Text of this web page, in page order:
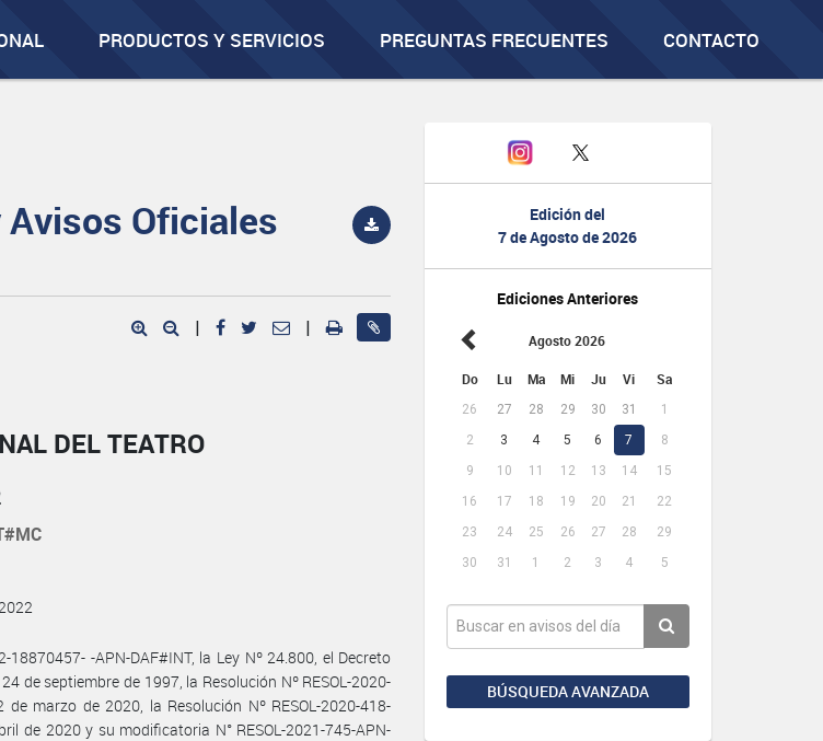
PRODUCTOS Y SERVICIOS PREGUNTAS FRECUENTES CONTACTO
Edición del
7 de Agosto de 2026
Ediciones Anteriores
Agosto 2026
Do Lu Ma Mi Ju Vi Sa
26 27 28 29 30 31
1
2
3 4 5 6 7
8
9
10 11 12 13 14
15
16
17 18 19 20 21
22
23
24 25 26 27 28
29
30
31 1 2 3 4 5
BÚSQUEDA AVANZADA
Oficiales
| |
DEL TEATRO
18870457- -APN-DAF#INT, la Ley Nº 24.800, el Decreto
de septiembre de 1997, la Resolución Nº RESOL-2020-
de marzo de 2020, la Resolución Nº RESOL-2020-418-
de 2020 y su modificatoria N° RESOL-2021-745-APN-